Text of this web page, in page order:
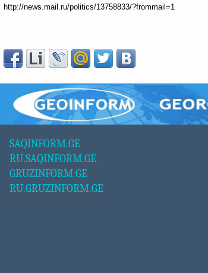
http://news.mail.ru/politics/13758833/?frommail=1
SAQINFORM.GE
RU.SAQINFORM.GE
GRUZINFORM.GE
RU.GRUZINFORM.GE